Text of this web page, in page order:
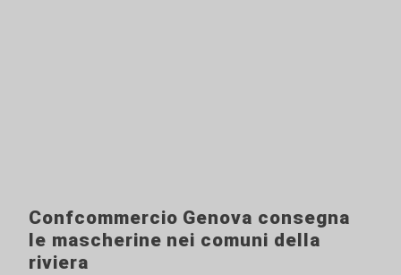
Confcommercio Genova consegna
le mascherine nei comuni della
riviera